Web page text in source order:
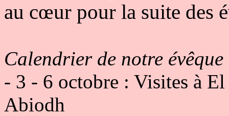
au cœur pour la suite des
Calendrier de notre
- 3 - 6 octobre : Visites à
Abiodh